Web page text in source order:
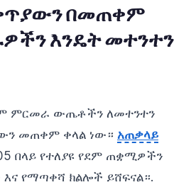
በመጠቀም
እንዴት መተንተን
ምርመራ ውጤቶችን ለመተንተን
መጠቀም ቀላል ነው። አጠቃላይ
በላይ የተለያዩ የደም ጠቋሚዎችን
የማጣቀሻ ክልሎች ይሸፍናል።.